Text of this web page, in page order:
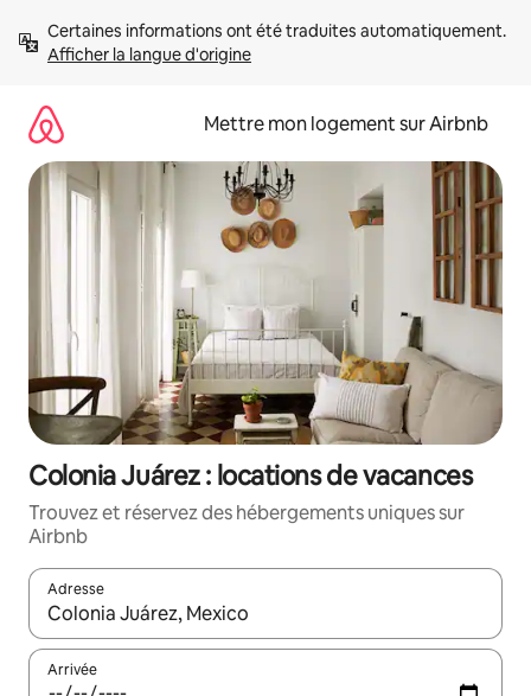
directement
Afficher la langue d'origine
Mettre mon logement sur Airbnb
Colonia Juárez : locations de vacances
Trouvez et réservez des hébergements uniques sur
Airbnb
Adresse
Lorsque les résultats s'affichent, utilisez les flèches vers le
Arrivée